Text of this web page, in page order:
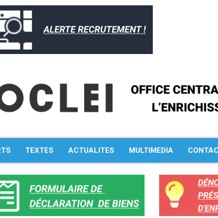
TEXTES ACTUALITES MULTIMEDIA